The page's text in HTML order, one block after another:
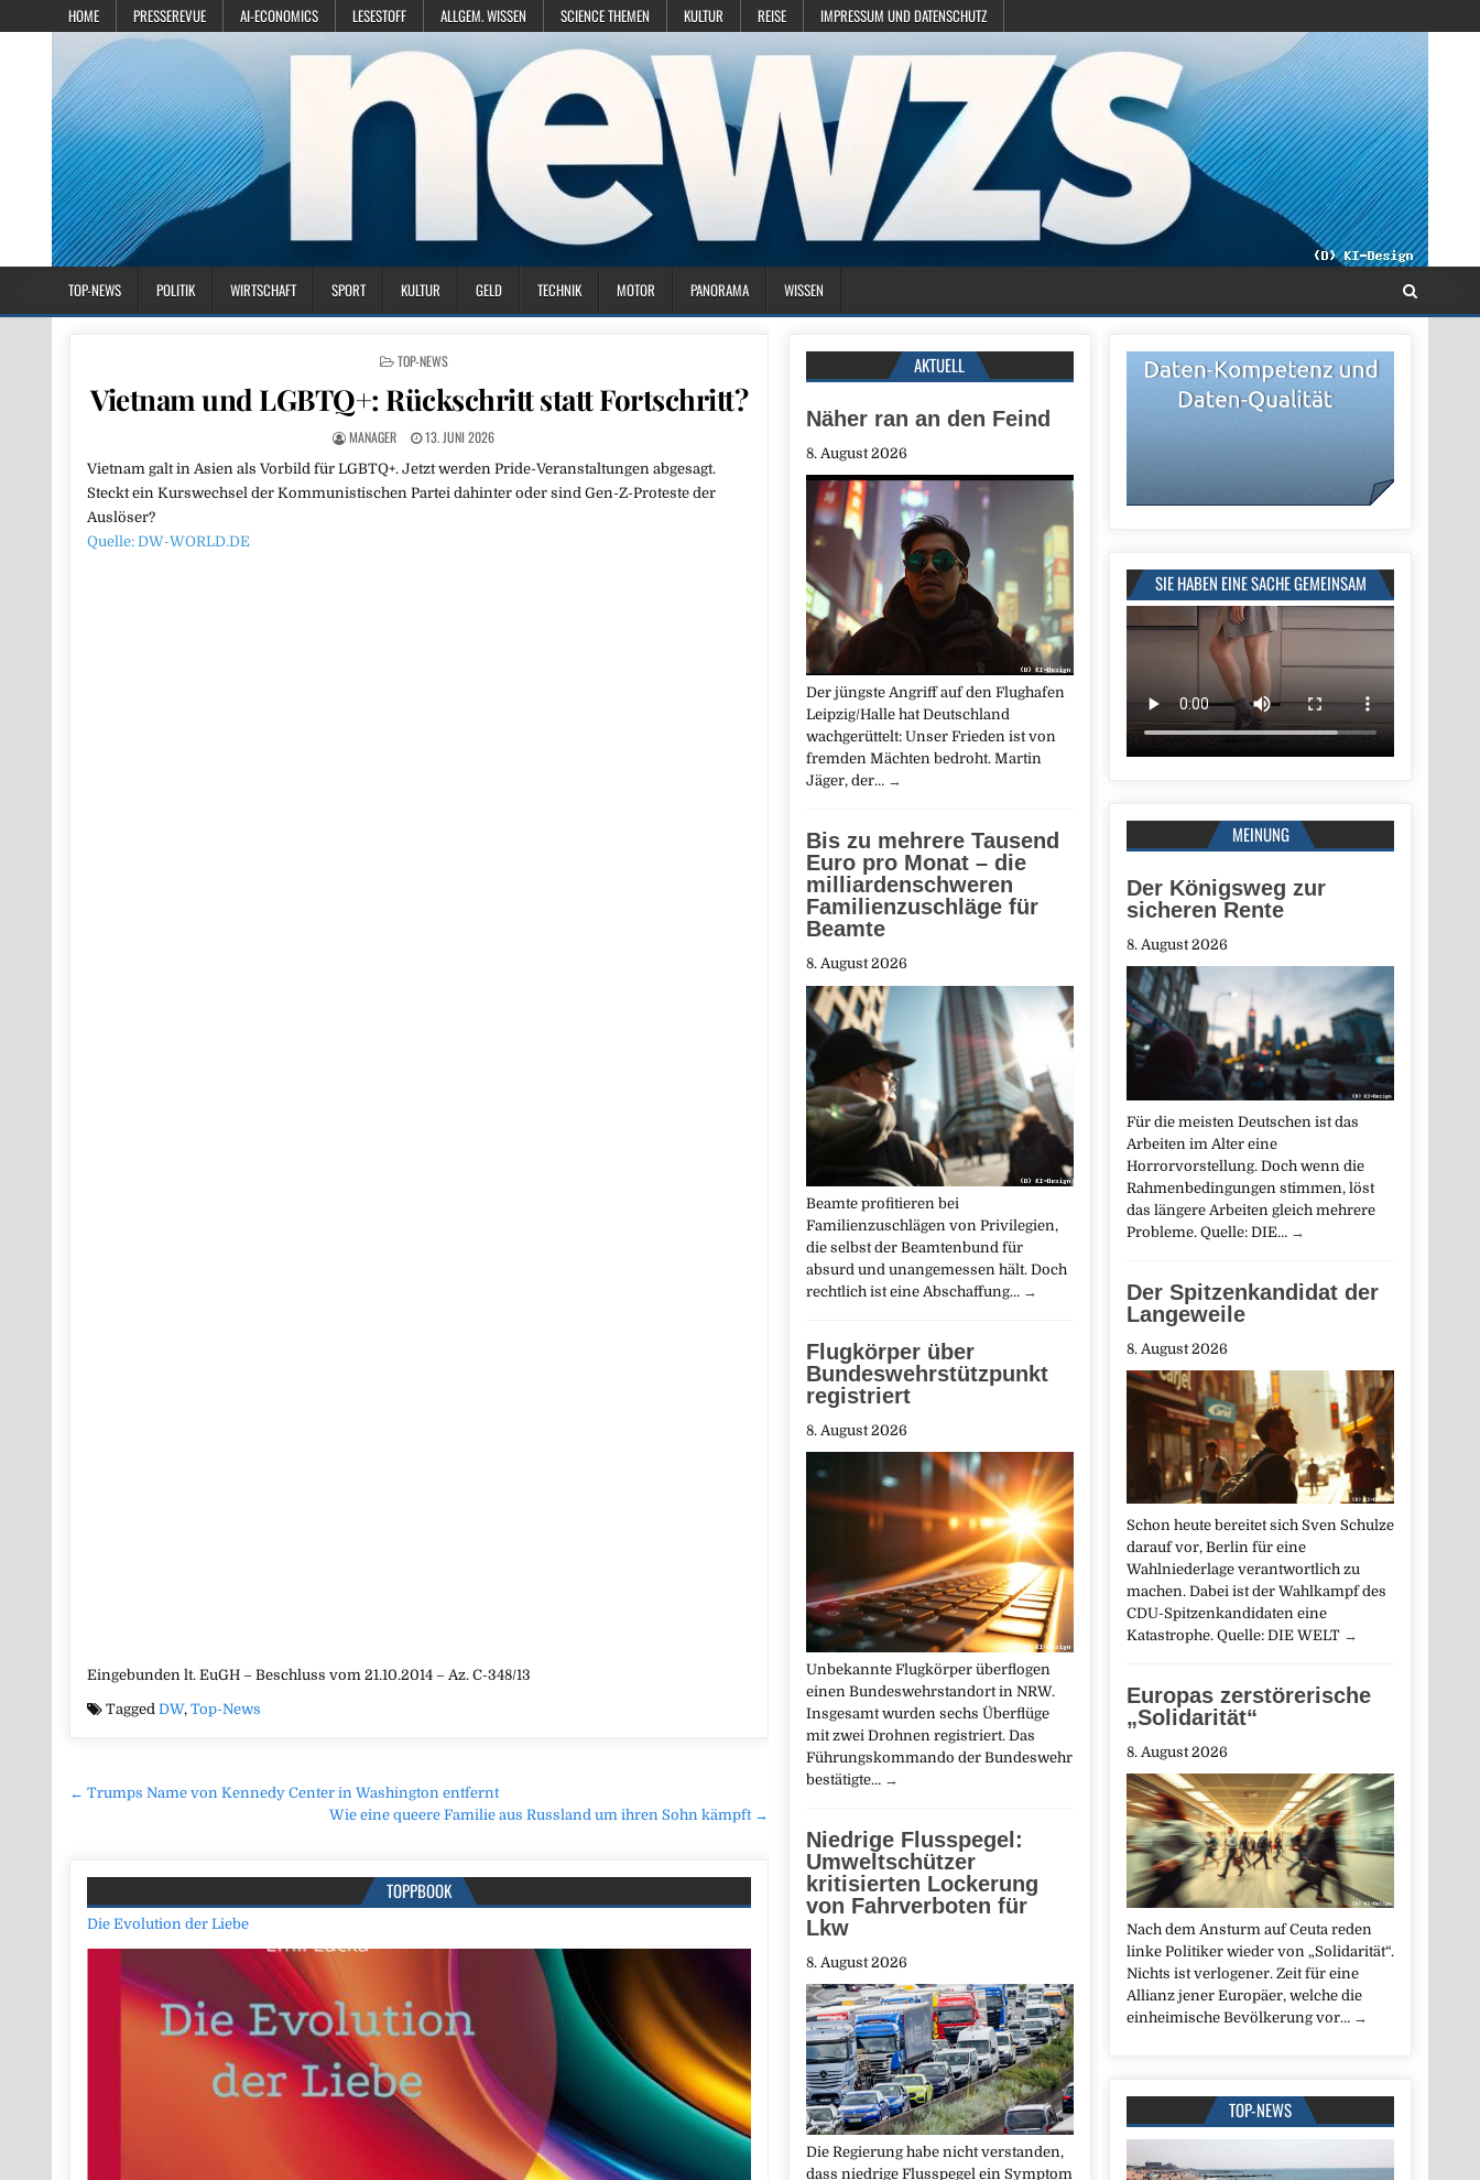
HOME PRESSEREVUE AI-ECONOMICS LESESTOFF ALLGEM. WISSEN SCIENCE THEMEN KULTUR REISE IMPRESSUM UND DATENSCHUTZ
TOP-NEWS POLITIK WIRTSCHAFT SPORT KULTUR GELD TECHNIK MOTOR PANORAMA WISSEN
POSTED IN
TOP-NEWS
Vietnam und LGBTQ+: Rückschritt statt Fortschritt?
MANAGER 13. JUNI 2026
Vietnam galt in Asien als Vorbild für LGBTQ+. Jetzt werden Pride-Veranstaltungen abgesagt.
Steckt ein Kurswechsel der Kommunistischen Partei dahinter oder sind Gen-Z-Proteste der
Auslöser?
Quelle: DW-WORLD.DE
Eingebunden lt. EuGH – Beschluss vom 21.10.2014 – Az. C-348/13
TaggedDW,Top-News
Beitragsnavigation
← Trumps Name von Kennedy Center in Washington entfernt
Wie eine queere Familie aus Russland um ihren Sohn kämpft →
TOPPBOOK
Die Evolution der Liebe
SIE HABEN EINE SACHE GEMEINSAM
MEINUNG
Der Königsweg zur
sicheren Rente
8. August 2026
Für die meisten Deutschen ist das
Arbeiten im Alter eine
Horrorvorstellung. Doch wenn die
Rahmenbedingungen stimmen, löst
das längere Arbeiten gleich mehrere
Probleme. Quelle: DIE… →
Der Spitzenkandidat der
Langeweile
8. August 2026
Schon heute bereitet sich Sven Schulze
darauf vor, Berlin für eine
Wahlniederlage verantwortlich zu
machen. Dabei ist der Wahlkampf des
CDU-Spitzenkandidaten eine
Katastrophe. Quelle: DIE WELT →
Europas zerstörerische
„Solidarität“
8. August 2026
Nach dem Ansturm auf Ceuta reden
linke Politiker wieder von „Solidarität“.
Nichts ist verlogener. Zeit für eine
Allianz jener Europäer, welche die
einheimische Bevölkerung vor… →
TOP-NEWS
AKTUELL
Näher ran an den Feind
8. August 2026
Der jüngste Angriff auf den Flughafen
Leipzig/Halle hat Deutschland
wachgerüttelt: Unser Frieden ist von
fremden Mächten bedroht. Martin
Jäger, der… →
Bis zu mehrere Tausend
Euro pro Monat – die
milliardenschweren
Familienzuschläge für
Beamte
8. August 2026
Beamte profitieren bei
Familienzuschlägen von Privilegien,
die selbst der Beamtenbund für
absurd und unangemessen hält. Doch
rechtlich ist eine Abschaffung… →
Flugkörper über
Bundeswehrstützpunkt
registriert
8. August 2026
Unbekannte Flugkörper überflogen
einen Bundeswehrstandort in NRW.
Insgesamt wurden sechs Überflüge
mit zwei Drohnen registriert. Das
Führungskommando der Bundeswehr
bestätigte… →
Niedrige Flusspegel:
Umweltschützer
kritisierten Lockerung
von Fahrverboten für
Lkw
8. August 2026
Die Regierung habe nicht verstanden,
dass niedrige Flusspegel ein Symptom